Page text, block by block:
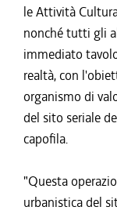
le Attività
nonché tutti gli
immediato
realtà, con
organismo di
del sito seriale
capofila.
"Questa
urbanistica del